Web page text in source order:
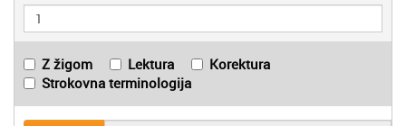
Z žigom Lektura
Korektura
Strokovna terminologija